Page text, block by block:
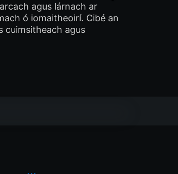
agus lárnach ar
ó iomaitheoirí. Cibé an
cuimsitheach agus